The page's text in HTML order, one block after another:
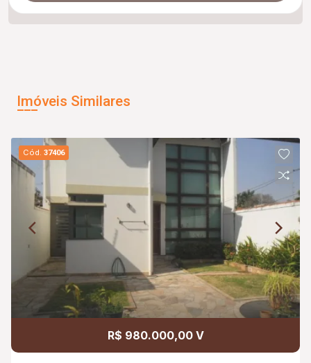
Imóveis Similares
Cód.37406
R$ 980.000,00 V